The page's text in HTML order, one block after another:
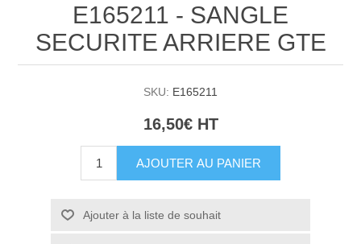
E165211 - SANGLE
SECURITE ARRIERE GTE
SKU: E165211
16,50€ HT
AJOUTER AU PANIER
Ajouter à la liste de souhait